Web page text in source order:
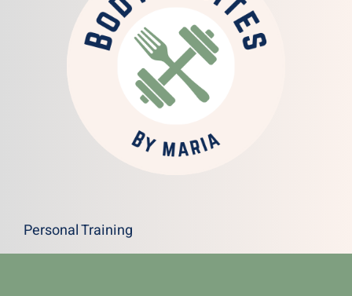
Personal Training